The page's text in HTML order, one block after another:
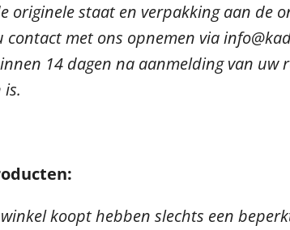
originele staat en verpakking aan de
met ons opnemen via
14 dagen na aanmelding van
koopt hebben slechts een